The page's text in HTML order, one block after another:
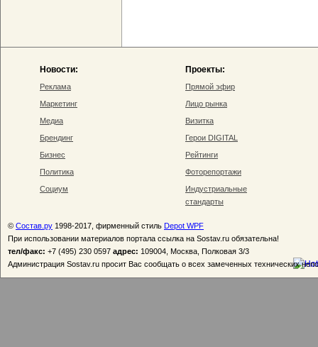
Новости:
Реклама
Маркетинг
Медиа
Брендинг
Бизнес
Политика
Социум
Проекты:
Прямой эфир
Лицо рынка
Визитка
Герои DIGITAL
Рейтинги
Фоторепортажи
Индустриальные
стандарты
© Состав.ру 1998-2017, фирменный стиль Depot WPF
При использовании материалов портала ссылка на Sostav.ru обязательна!
тел/факс: +7 (495) 230 0597 адрес: 109004, Москва, Полковая 3/3
Администрация Sostav.ru просит Вас сообщать о всех замеченных технических